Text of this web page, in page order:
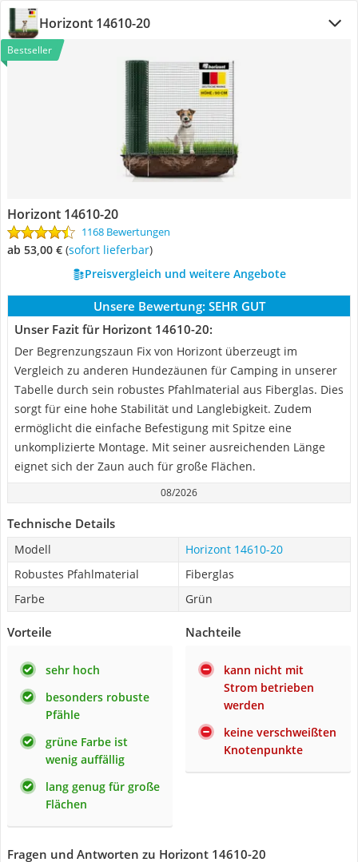
Horizont 14610-20
Bestseller
Horizont 14610-20
1168 Bewertungen
ab 53,00 € ( Sofort lieferbar)
Preisvergleich und weitere Angebote
Unsere Bewertung: SEHR GUT
Unser Fazit für Horizont 14610-20:
Der Begrenzungszaun Fix von Horizont überzeugt im
Vergleich zu anderen Hundezäunen für Camping in unserer
Tabelle durch sein robustes Pfahlmaterial aus Fiberglas. Dies
sorgt für eine hohe Stabilität und Langlebigkeit. Zudem
ermöglicht die einfache Befestigung mit Spitze eine
unkomplizierte Montage. Mit seiner ausreichenden Länge
eignet sich der Zaun auch für große Flächen.
08/2026
Technische Details
Modell
Horizont 14610-20
Robustes Pfahlmaterial
Fiberglas
Farbe
Grün
Vorteile
sehr hoch
besonders robuste
Pfähle
grüne Farbe ist
wenig auffällig
lang genug für große
Flächen
Nachteile
kann nicht mit
Strom betrieben
werden
keine verschweißten
Knotenpunkte
Fragen und Antworten zu Horizont 14610-20